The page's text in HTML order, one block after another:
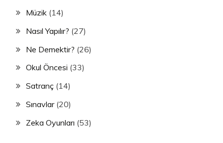
Müzik (14)
Nasıl Yapılır? (27)
Ne Demektir? (26)
Okul Öncesi (33)
Satranç (14)
Sınavlar(20)
Zeka Oyunları (53)